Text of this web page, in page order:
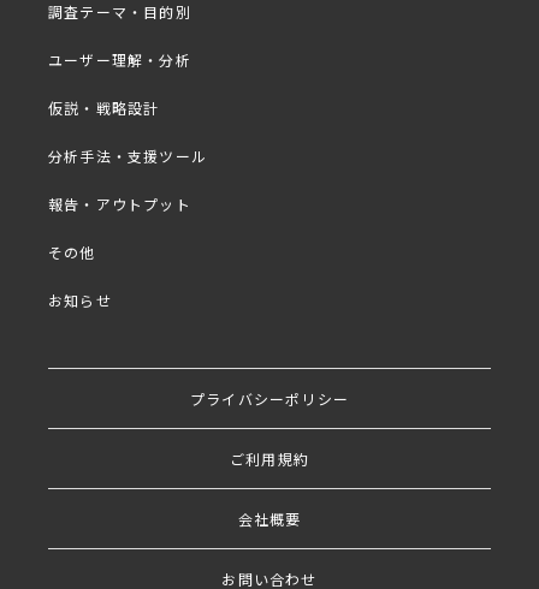
さい。
のでご了承ください。
・オンラインインタビューのツール選定
・i-PORT voice 機能紹介
調査テーマ・目的別
ユーザー理解・分析
仮説・戦略設計
分析手法・支援ツール
報告・アウトプット
その他
お知らせ
プライバシーポリシー
ご利用規約
会社概要
お問い合わせ